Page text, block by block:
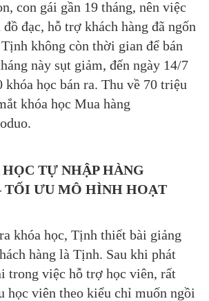
con gái gần 19 tháng, nên việc
đồ đạc, hỗ trợ khách hàng đã ngốn
không còn thời gian để bán
này sụt giảm, đến ngày 14/7
khóa học bán ra. Thu về 70 triệu
khóa học Mua hàng
TỰ NHẬP HÀNG
TỐI ƯU MÔ HÌNH HOẠT
khóa học, Tịnh thiết bài giảng
hàng là Tịnh. Sau khi phát
trong việc hỗ trợ học viên, rất
học viên theo kiểu chỉ muốn ngồi